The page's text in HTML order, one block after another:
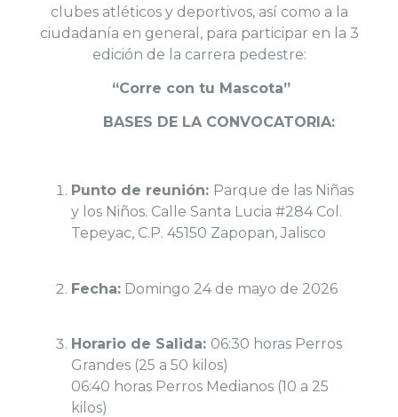
clubes atléticos y deportivos, así como a la
ciudadanía en general, para participar en la 3
edición de la carrera pedestre:
“Corre con tu Mascota”
BASES DE LA CONVOCATORIA:
Punto de reunión: Parque de las Niñas
y los Niños. Calle Santa Lucia #284 Col.
Tepeyac, C.P. 45150 Zapopan, Jalisco
Fecha: Domingo 24 de mayo de 2026
Horario de Salida: 06:30 horas Perros
Grandes (25 a 50 kilos)
06:40 horas Perros Medianos (10 a 25
kilos)